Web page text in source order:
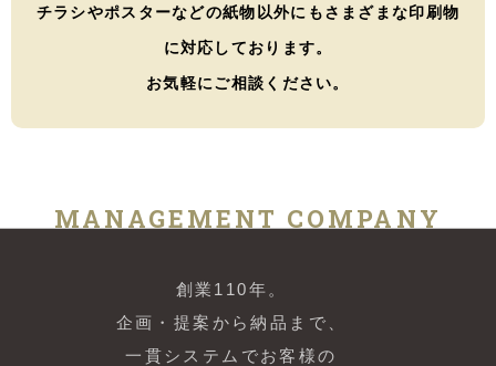
チラシやポスターなどの紙物以外にもさまざまな印刷物
に対応しております。
お気軽にご相談ください。
MANAGEMENT COMPANY
創業110年。
企画・提案から納品まで、
一貫システムでお客様の